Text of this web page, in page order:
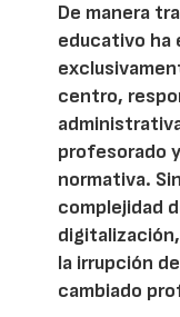
De manera
educativo ha
centro,
profesorado
normativa.
complejidad
la irrupción
cambiado